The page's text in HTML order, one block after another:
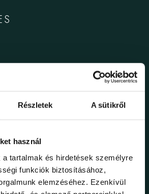
Részletek A sütikről
használ
a tartalmak és hirdetések személyre
funkciók biztosításához,
elemzéséhez. Ezenkívül